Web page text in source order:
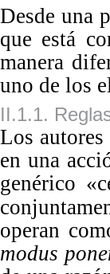
Desde una
que está
manera
uno de los
II.1.1.
Los
en una
genérico
operan
modus